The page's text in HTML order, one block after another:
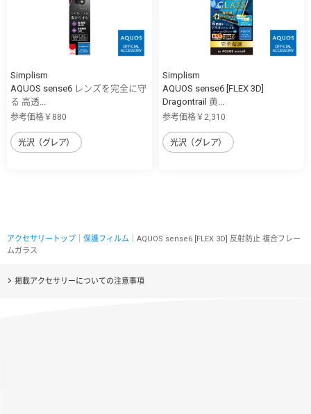
Simplism
AQUOS sense6 レンズを完全に守
る 高透...
参考価格￥880
光沢（グレア）
Simplism
AQUOS sense6 [FLEX 3D]
Dragontrail 黄...
参考価格￥2,310
光沢（グレア）
アクセサリートップ 保護フィルム ｜AQUOS sense6 [FLEX 3D] 反射防止 複合フレー
ムガラス
掲載アクセサリーについての注意事項